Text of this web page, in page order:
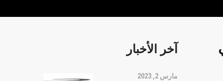
آخر الأخبار
مارس 2, 2023